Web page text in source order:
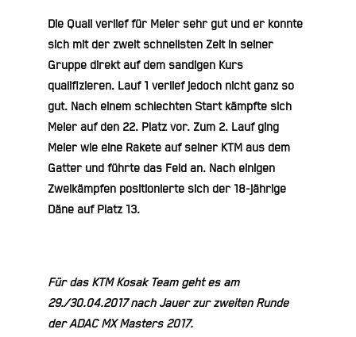
Die Quali verlief für Meier sehr gut und er konnte
sich mit der zweit schnellsten Zeit in seiner
Gruppe direkt auf dem sandigen Kurs
qualifizieren. Lauf 1 verlief jedoch nicht ganz so
gut. Nach einem schlechten Start kämpfte sich
Meier auf den 22. Platz vor. Zum 2. Lauf ging
Meier wie eine Rakete auf seiner KTM aus dem
Gatter und führte das Feld an. Nach einigen
Zweikämpfen positionierte sich der 18-jährige
Däne auf Platz 13.
Für das KTM Kosak Team geht es am
29./30.04.2017 nach Jauer zur zweiten Runde
der ADAC MX Masters 2017.